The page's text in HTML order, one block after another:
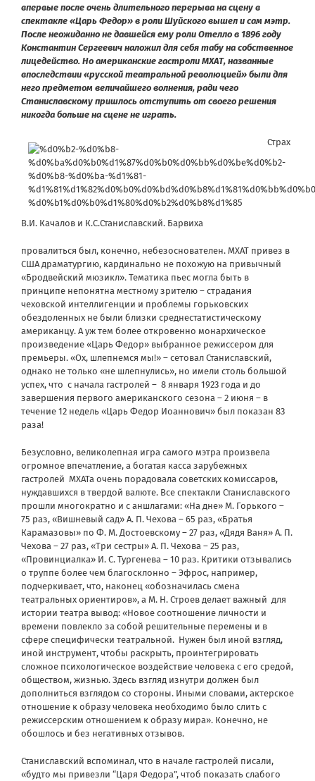
впервые после очень длительного перерыва на сцену в
спектакле «Царь Федор» в роли Шуйского вышел и сам мэтр.
После неожиданно не давшейся ему роли Отелло в 1896 году
Константин Сергеевич наложил для себя табу на собственное
лицедейство. Но американские гастроли МХАТ, названные
впоследствии «русской театральной революцией» были для
него предметом величайшего волнения, ради чего
Станиславскому пришлось отступить от своего решения
никогда больше на сцене не играть.
В.И. Качалов и К.С.Станиславский. Барвиха
Страх
провалиться был, конечно, небезоснователен. МХАТ привез в
США драматургию, кардинально не похожую на привычный
«Бродвейский мюзикл». Тематика пьес могла быть в
принципе непонятна местному зрителю – страдания
чеховской интеллигенции и проблемы горьковских
обездоленных не были близки среднестатистическому
американцу. А уж тем более откровенно монархическое
произведение «Царь Федор» выбранное режиссером для
премьеры. «Ох, шлепнемся мы!» – сетовал Станиславский,
однако не только «не шлепнулись», но имели столь большой
успех, что с начала гастролей – 8 января 1923 года и до
завершения первого американского сезона – 2 июня – в
течение 12 недель «Царь Федор Иоаннович» был показан 83
раза!
Безусловно, великолепная игра самого мэтра произвела
огромное впечатление, а богатая касса зарубежных
гастролей МХАТа очень порадовала советских комиссаров,
нуждавшихся в твердой валюте. Все спектакли Станиславского
прошли многократно и с аншлагами: «На дне» M. Горького –
75 раз, «Вишневый сад» А. П. Чехова – 65 раз, «Братья
Карамазовы» по Ф. M. Достоевскому – 27 раз, «Дядя Ваня» А. П.
Чехова – 27 раз, «Три сестры» А. П. Чехова – 25 раз,
«Провинциалка» И. С. Тургенева – 10 раз. Критики отзывались
о труппе более чем благосклонно – Эфрос, например,
подчеркивает, что, наконец «обозначилась смена
театральных ориентиров», а M. H. Строев делает важный для
истории театра вывод: «Новое соотношение личности и
времени повлекло за собой решительные перемены и в
сфере специфически театральной. Нужен был иной взгляд,
иной инструмент, чтобы раскрыть, проинтегрировать
сложное психологическое воздействие человека с его средой,
обществом, жизнью. Здесь взгляд изнутри должен был
дополниться взглядом со стороны. Иными словами, актерское
отношение к образу человека необходимо было слить с
режиссерским отношением к образу мира». Конечно, не
обошлось и без негативных отзывов.
Станиславский вспоминал, что в начале гастролей писали,
«будто мы привезли “Царя Федора”, чтоб показать слабого